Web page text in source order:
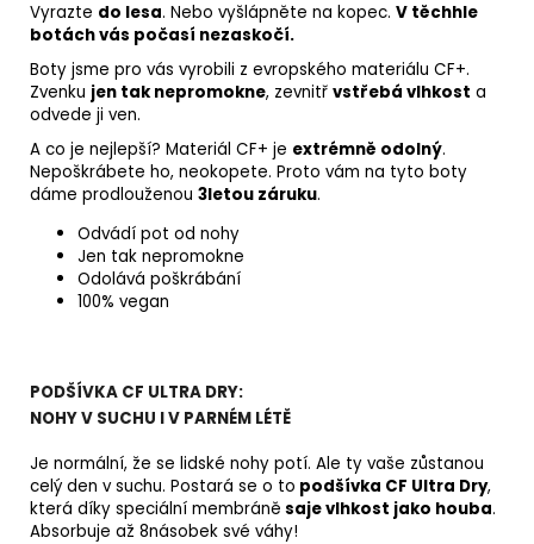
Vyrazte do lesa. Nebo vyšlápněte na kopec. V těchhle
botách vás počasí nezaskočí.
Boty jsme pro vás vyrobili z evropského materiálu CF+.
Zvenku jen tak nepromokne, zevnitř vstřebá vlhkost a
odvede ji ven.
A co je nejlepší? Materiál CF+ je extrémně odolný.
Nepoškrábete ho, neokopete. Proto vám na tyto boty
dáme prodlouženou 3letou záruku.
Odvádí pot od nohy
Jen tak nepromokne
Odolává poškrábání
100% vegan
PODŠÍVKA CF ULTRA DRY:
NOHY V SUCHU I V PARNÉM LÉTĚ
Je normální, že se lidské nohy potí. Ale ty vaše zůstanou
celý den v suchu. Postará se o to podšívka CF Ultra Dry,
která díky speciální membráně saje vlhkost jako houba.
Absorbuje až 8násobek své váhy!